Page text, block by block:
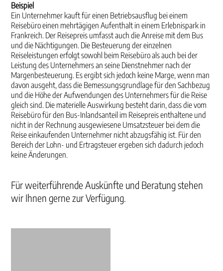
Beispiel
Ein Unternehmer kauft für einen Betriebsausflug bei einem
Reisebüro einen mehrtägigen Aufenthalt in einem Erlebnispark in
Frankreich. Der Reisepreis umfasst auch die Anreise mit dem Bus
und die Nächtigungen. Die Besteuerung der einzelnen
Reiseleistungen erfolgt sowohl beim Reisebüro als auch bei der
Leistung des Unternehmers an seine Dienstnehmer nach der
Margenbesteuerung. Es ergibt sich jedoch keine Marge, wenn man
davon ausgeht, dass die Bemessungsgrundlage für den Sachbezug
und die Höhe der Aufwendungen des Unternehmers für die Reise
gleich sind. Die materielle Auswirkung besteht darin, dass die vom
Reisebüro für den Bus-Inlandsanteil im Reisepreis enthaltene und
nicht in der Rechnung ausgewiesene Umsatzsteuer bei dem die
Reise einkaufenden Unternehmer nicht abzugsfähig ist. Für den
Bereich der Lohn- und Ertragsteuer ergeben sich dadurch jedoch
keine Änderungen.
Für weiterführende Auskünfte und Beratung stehen
wir Ihnen gerne zur Verfügung.